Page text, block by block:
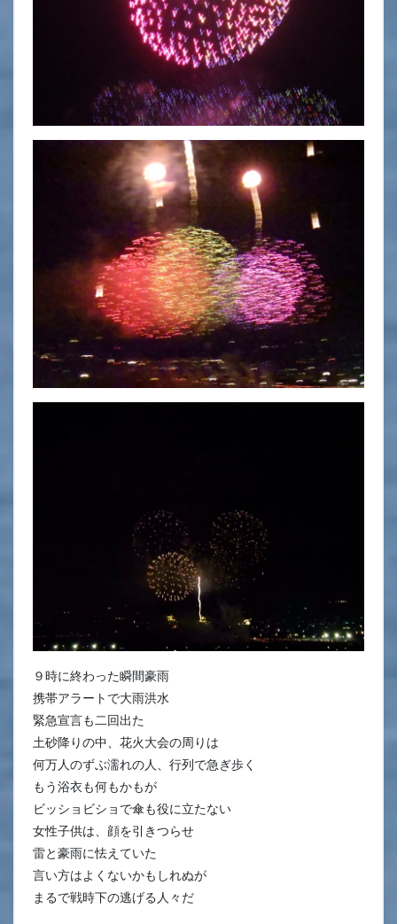
９時に終わった瞬間豪雨
携帯アラートで大雨洪水
緊急宣言も二回出た
土砂降りの中、花火大会の周りは
何万人のずぶ濡れの人、行列で急ぎ歩く
もう浴衣も何もかもが
ビッショビショで傘も役に立たない
女性子供は、顔を引きつらせ
雷と豪雨に怯えていた
言い方はよくないかもしれぬが
まるで戦時下の逃げる人々だ